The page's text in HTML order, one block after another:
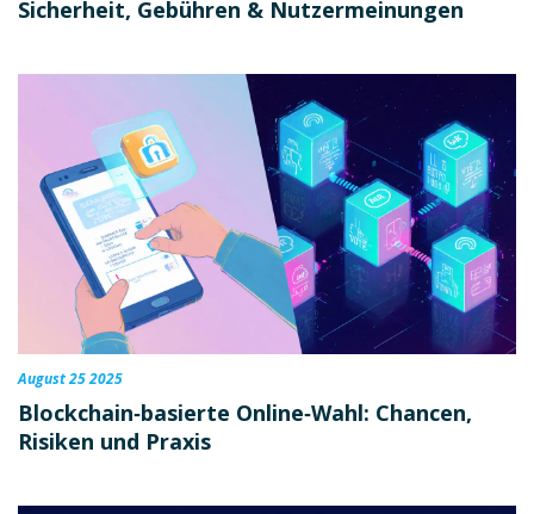
Sicherheit, Gebühren & Nutzermeinungen
August 25 2025
Blockchain‑basierte Online‑Wahl: Chancen,
Risiken und Praxis